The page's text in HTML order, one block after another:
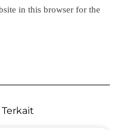
in this browser for the